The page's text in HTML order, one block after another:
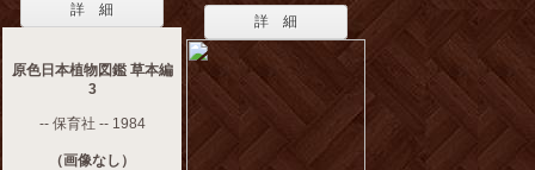
詳 細
原色日本植物図鑑 草本編
3
-- 保育社 -- 1984
（画像なし）
詳 細